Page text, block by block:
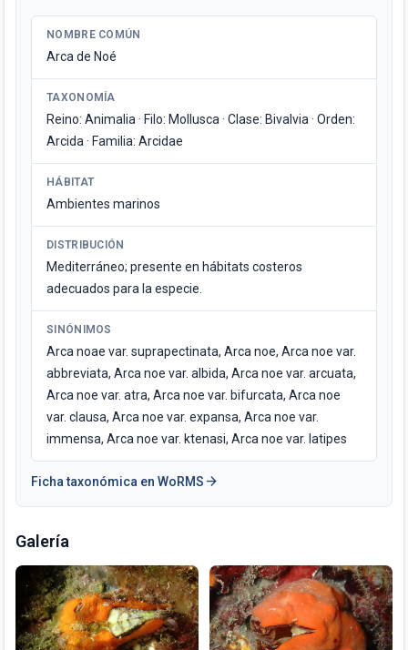
NOMBRE COMÚN
Arca de Noé
TAXONOMÍA
Reino: Animalia · Filo: Mollusca · Clase: Bivalvia · Orden:
Arcida · Familia: Arcidae
HÁBITAT
Ambientes marinos
DISTRIBUCIÓN
Mediterráneo; presente en hábitats costeros
adecuados para la especie.
SINÓNIMOS
Arca noae var. suprapectinata, Arca noe, Arca noe var.
abbreviata, Arca noe var. albida, Arca noe var. arcuata,
Arca noe var. atra, Arca noe var. bifurcata, Arca noe
var. clausa, Arca noe var. expansa, Arca noe var.
immensa, Arca noe var. ktenasi, Arca noe var. latipes
Ficha taxonómica en WoRMS arrow_forward
Galería